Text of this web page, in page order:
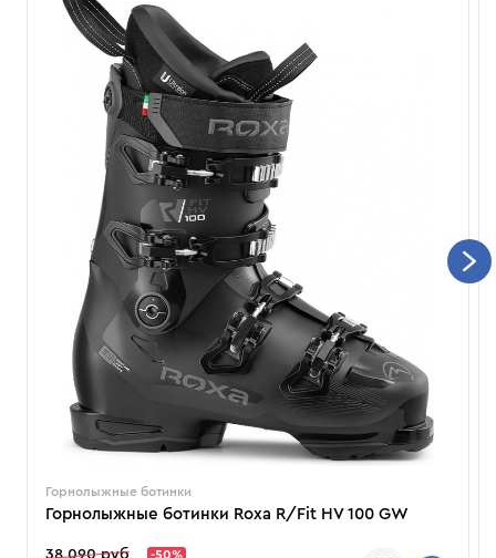
Горнолыжные ботинки
Горнолыжные ботинки Roxa R/Fit HV 100 GW
38 090 руб -50%